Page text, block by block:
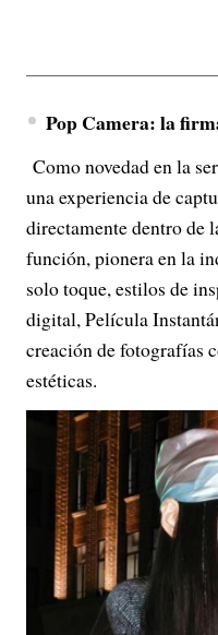
Pop Camera: la
Como novedad en la
una experiencia de
directamente dentro de
función, pionera en la
solo toque, estilos de
digital, Película
creación de fotografías
estéticas.